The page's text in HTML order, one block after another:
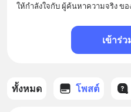
ให้กำลังใจกับ ผู้ค้นหาความจริง ข
เข้าร่ว
ทั้งหมด โพสต์